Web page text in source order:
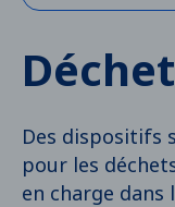
2025.pdf
Des dispositifs
pour les
en charge dans